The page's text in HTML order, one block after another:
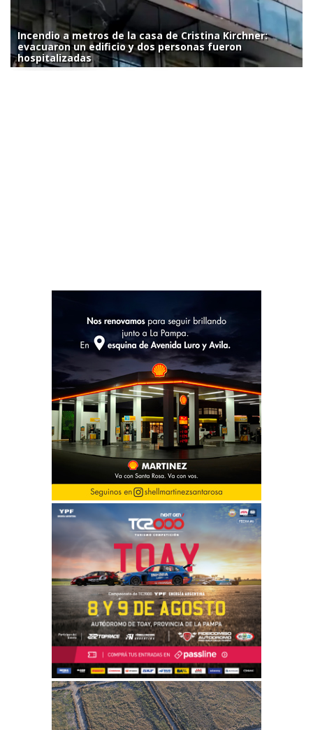
Incendio a metros de la casa de Cristina Kirchner:
evacuaron un edificio y dos personas fueron
hospitalizadas